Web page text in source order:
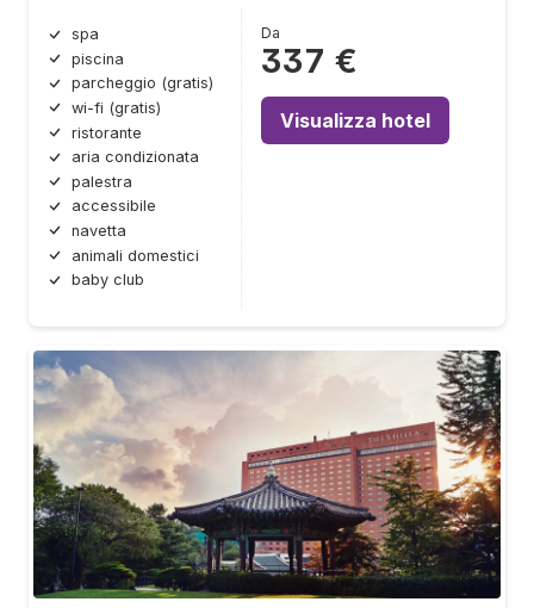
spa
piscina
parcheggio (gratis)
wi-fi (gratis)
ristorante
aria condizionata
palestra
accessibile
navetta
animali domestici
baby club
Da
337 €
Visualizza hotel